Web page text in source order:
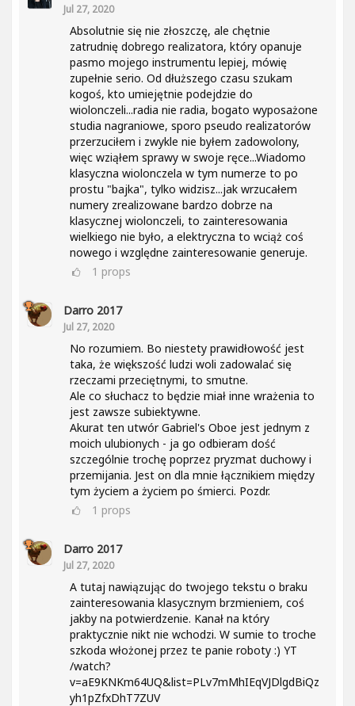
Jul 27, 2020
Absolutnie się nie złoszczę, ale chętnie
zatrudnię dobrego realizatora, który opanuje
pasmo mojego instrumentu lepiej, mówię
zupełnie serio. Od dłuższego czasu szukam
kogoś, kto umiejętnie podejdzie do
wiolonczeli...radia nie radia, bogato wyposażone
studia nagraniowe, sporo pseudo realizatorów
przerzuciłem i zwykle nie byłem zadowolony,
więc wziąłem sprawy w swoje ręce...Wiadomo
klasyczna wiolonczela w tym numerze to po
prostu "bajka", tylko widzisz...jak wrzucałem
numery zrealizowane bardzo dobrze na
klasycznej wiolonczeli, to zainteresowania
wielkiego nie było, a elektryczna to wciąż coś
nowego i względne zainteresowanie generuje.
1 props
Darro 2017
Jul 27, 2020
No rozumiem. Bo niestety prawidłowość jest
taka, że większość ludzi woli zadowalać się
rzeczami przeciętnymi, to smutne.
Ale co słuchacz to będzie miał inne wrażenia to
jest zawsze subiektywne.
Akurat ten utwór Gabriel's Oboe jest jednym z
moich ulubionych - ja go odbieram dość
szczególnie trochę poprzez pryzmat duchowy i
przemijania. Jest on dla mnie łącznikiem między
tym życiem a życiem po śmierci. Pozdr.
1 props
Darro 2017
Jul 27, 2020
A tutaj nawiązując do twojego tekstu o braku
zainteresowania klasycznym brzmieniem, coś
jakby na potwierdzenie. Kanał na który
praktycznie nikt nie wchodzi. W sumie to troche
szkoda włożonej przez te panie roboty :) YT
/watch?
v=aE9KNKm64UQ&list=PLv7mMhIEqVJDlgdBiQz
yh1pZfxDhT7ZUV